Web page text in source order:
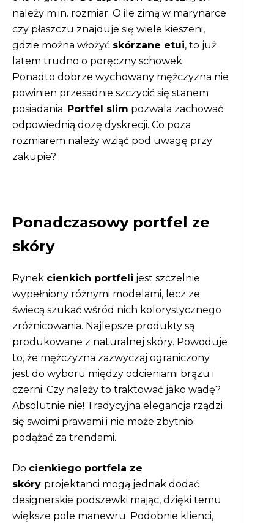
należy m.in. rozmiar. O ile zimą w marynarce
czy płaszczu znajduje się wiele kieszeni,
gdzie można włożyć skórzane etui, to już
latem trudno o poręczny schowek.
Ponadto dobrze wychowany mężczyzna nie
powinien przesadnie szczycić się stanem
posiadania. Portfel slim pozwala zachować
odpowiednią dozę dyskrecji. Co poza
rozmiarem należy wziąć pod uwagę przy
zakupie?
Ponadczasowy portfel ze
skóry
Rynek cienkich portfeli jest szczelnie
wypełniony różnymi modelami, lecz ze
świecą szukać wśród nich kolorystycznego
zróżnicowania. Najlepsze produkty są
produkowane z naturalnej skóry. Powoduje
to, że mężczyzna zazwyczaj ograniczony
jest do wyboru między odcieniami brązu i
czerni. Czy należy to traktować jako wadę?
Absolutnie nie! Tradycyjna elegancja rządzi
się swoimi prawami i nie może zbytnio
podążać za trendami.
Do cienkiego portfela ze
skóry projektanci mogą jednak dodać
designerskie podszewki mając, dzięki temu
większe pole manewru. Podobnie klienci,